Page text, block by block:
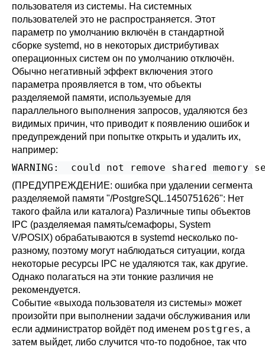
пользователя из системы. На системных
пользователей это не распространяется. Этот
параметр по умолчанию включён в стандартной
сборке systemd, но в некоторых дистрибутивах
операционных систем он по умолчанию отключён.
Обычно негативный эффект включения этого
параметра проявляется в том, что объекты
разделяемой памяти, используемые для
параллельного выполнения запросов, удаляются без
видимых причин, что приводит к появлению ошибок и
предупреждений при попытке открыть и удалить их,
например:
(ПРЕДУПРЕЖДЕНИЕ: ошибка при удалении сегмента
разделяемой памяти "/PostgreSQL.1450751626": Нет
такого файла или каталога) Различные типы объектов
IPC (разделяемая память/семафоры, System
V/POSIX) обрабатываются в systemd несколько по-
разному, поэтому могут наблюдаться ситуации, когда
некоторые ресурсы IPC не удаляются так, как другие.
Однако полагаться на эти тонкие различия не
рекомендуется.
Событие «выхода пользователя из системы» может
произойти при выполнении задачи обслуживания или
если администратор войдёт под именем postgres, а
затем выйдет, либо случится что-то подобное, так что